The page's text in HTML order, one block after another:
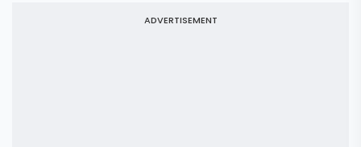
ADVERTISEMENT